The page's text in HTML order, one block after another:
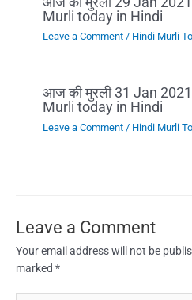
Murli today in Hindi
Leave a Comment / Hindi Murli
आज की मुरली 31 Jan
Murli today in Hindi
Leave a Comment / Hindi Murli
Leave a Comment
Your email address will not be
marked *